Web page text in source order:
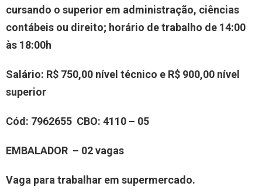
cursando o superior em administração, ciências
contábeis ou direito; horário de trabalho de 14:00
às 18:00h
Salário: R$ 750,00 nível técnico e R$ 900,00 nível
superior
Cód: 7962655 CBO: 4110 – 05
EMBALADOR – 02 vagas
Vaga para trabalhar em supermercado.